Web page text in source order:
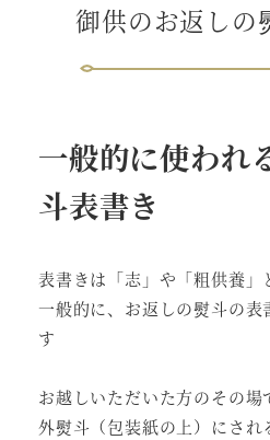
御供のお返しの
一般的に使われ
斗表書き
表書きは「志」や「粗供養」
一般的に、お返しの熨斗の表
す
お越しいただいた方のその場
外熨斗（包装紙の上）にされ